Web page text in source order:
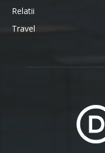
Relatii
Travel